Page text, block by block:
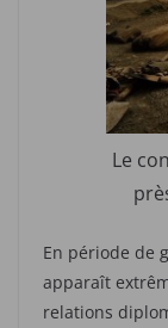
Le
En période de
apparaît
relations